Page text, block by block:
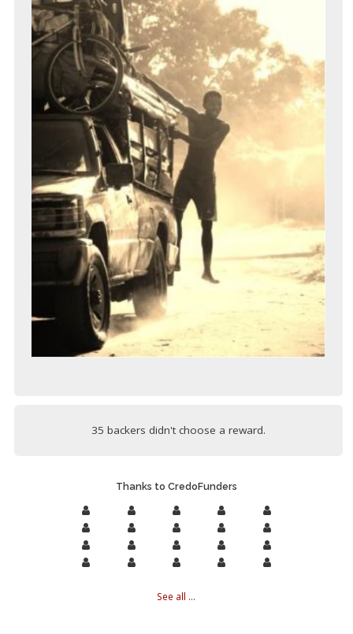
35 backers didn't choose a reward.
Thanks to CredoFunders
See all ...